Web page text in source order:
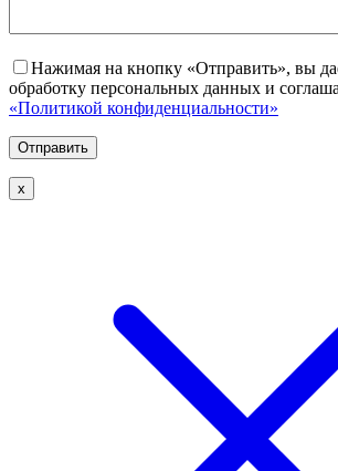
Нажимая на кнопку «Отправить», вы
обработку персональных данных и
«Политикой конфиденциальности»
х